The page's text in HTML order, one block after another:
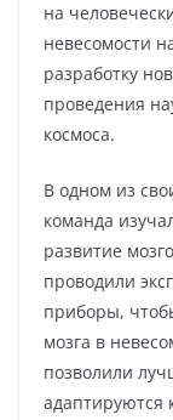
на
невесомости
разработку
проведения
космоса.
В одном из
команда
развитие
проводили
приборы,
мозга в
позволили
адаптируются